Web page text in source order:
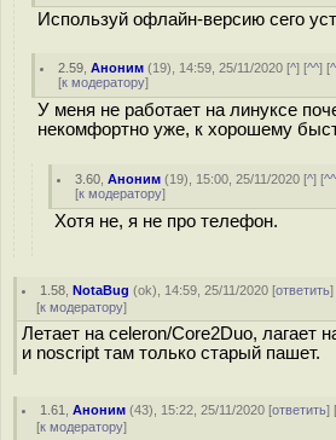
Используй офлайн-версию сего
2.59 ,Аноним (19), 14:59, 25/11/2020 [^] [^^] [
[к модератору]
У меня не работает на линуксе
некомфортно уже, к хорошему
3.60 ,Аноним (19), 15:00, 25/11/2020 [^] [^^
[к модератору]
Хотя не, я не про телефон.
1.58 ,NotaBug (ok), 14:59, 25/11/2020 [ответить]
[к модератору]
Летает на celeron/Core2Duo, лагает
и noscript там только старый пашет.
1.61 ,Аноним (43), 15:22, 25/11/2020 [ответить] [
[к модератору]